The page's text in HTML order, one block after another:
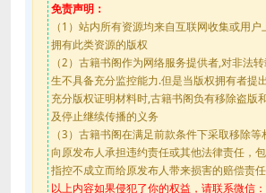
免责声明：
（1）站内所有资源均来自互联网收集或用
拥有此类资源的版权
（2）古籍书阁作为网络服务提供者,对非法
生不具备充分监控能力.但是当版权拥有者提
充分版权证明材料时,古籍书阁负有移除盗版
及停止继续传播的义务
（3）古籍书阁在满足前款条件下采取移除
向原发布人承担违约责任或其他法律责任，
指控不成立而给原发布人带来损害的赔偿责任
以上内容如果侵犯了你的权益，请联系微信